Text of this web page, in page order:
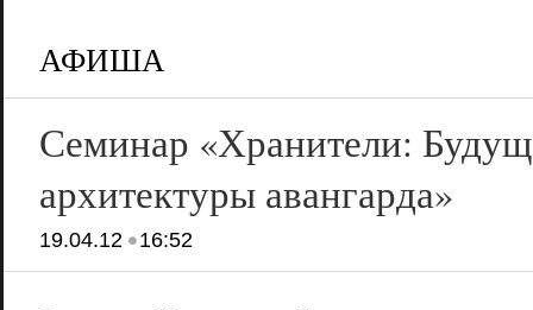
АФИША
Семинар «Хранители:
архитектуры авангарда»
19.04.12•16:52